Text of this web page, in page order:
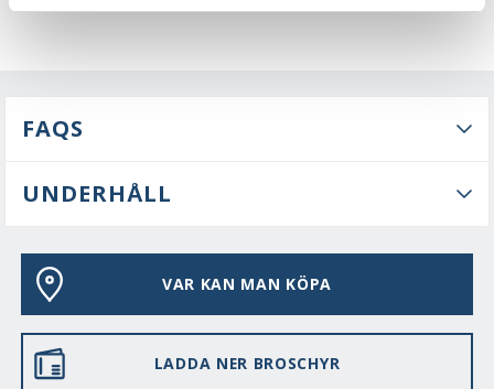
FAQS
UNDERHÅLL
VAR KAN MAN KÖPA
LADDA NER BROSCHYR